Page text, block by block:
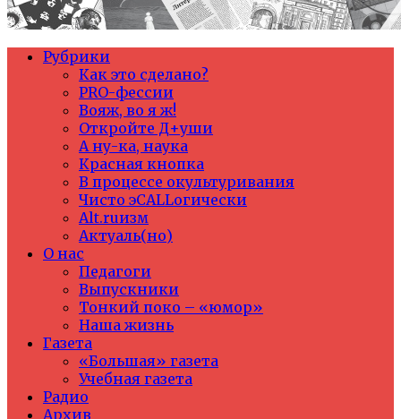
Рубрики
Как это сделано?
PRO-фессии
Вояж, во я ж!
Откройте Д+уши
А ну-ка, наука
Красная кнопка
В процессе окультуривания
Чисто эCALLогически
Alt.ruизм
Актуаль(но)
О нас
Педагоги
Выпускники
Тонкий поко – «юмор»
Наша жизнь
Газета
«Большая» газета
Учебная газета
Радио
Архив